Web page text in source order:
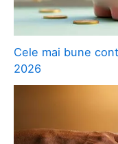
Cele mai bune
2026